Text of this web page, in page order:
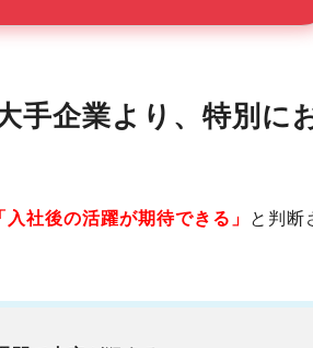
手企業より、特別に
入社後の活躍が期待できる」
と判断